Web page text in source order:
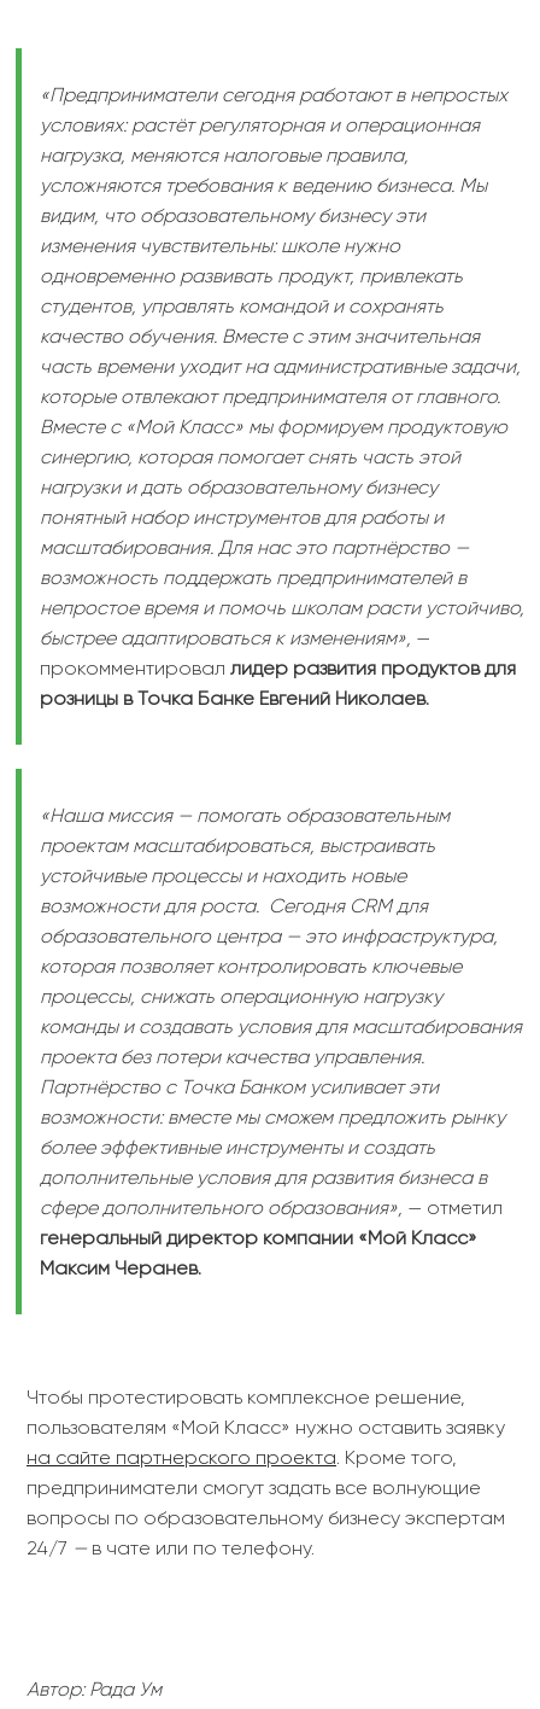
«Предприниматели сегодня работают в непростых
условиях: растёт регуляторная и операционная
нагрузка, меняются налоговые правила,
усложняются требования к ведению бизнеса. Мы
видим, что образовательному бизнесу эти
изменения чувствительны: школе нужно
одновременно развивать продукт, привлекать
студентов, управлять командой и сохранять
качество обучения. Вместе с этим значительная
часть времени уходит на административные задачи,
которые отвлекают предпринимателя от главного.
Вместе с «Мой Класс» мы формируем продуктовую
синергию, которая помогает снять часть этой
нагрузки и дать образовательному бизнесу
понятный набор инструментов для работы и
масштабирования. Для нас это партнёрство —
возможность поддержать предпринимателей в
непростое время и помочь школам расти устойчиво,
быстрее адаптироваться к изменениям», —
прокомментировал лидер развития продуктов для
розницы в Точка Банке Евгений Николаев.
«Наша миссия — помогать образовательным
проектам масштабироваться, выстраивать
устойчивые процессы и находить новые
возможности для роста. Сегодня CRM для
образовательного центра — это инфраструктура,
которая позволяет контролировать ключевые
процессы, снижать операционную нагрузку
команды и создавать условия для масштабирования
проекта без потери качества управления.
Партнёрство с Точка Банком усиливает эти
возможности: вместе мы сможем предложить рынку
более эффективные инструменты и создать
дополнительные условия для развития бизнеса в
сфере дополнительного образования», — отметил
генеральный директор компании «Мой Класс»
Максим Черанев.
Чтобы протестировать комплексное решение,
пользователям «Мой Класс» нужно оставить заявку
на сайте партнерского проекта. Кроме того,
предприниматели смогут задать все волнующие
вопросы по образовательному бизнесу экспертам
24/7 — в чате или по телефону.
Автор: Рада Ум